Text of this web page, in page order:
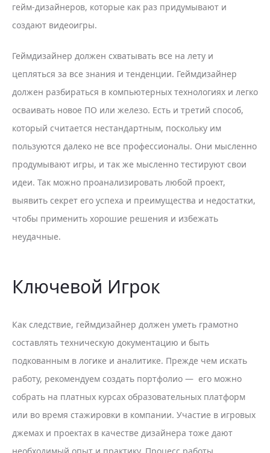
гейм-дизайнеров, которые как раз придумывают и
создают видеоигры.
Геймдизайнер должен схватывать все на лету и
цепляться за все знания и тенденции. Геймдизайнер
должен разбираться в компьютерных технологиях и легко
осваивать новое ПО или железо. Есть и третий способ,
который считается нестандартным, поскольку им
пользуются далеко не все профессионалы. Они мысленно
продумывают игры, и так же мысленно тестируют свои
идеи. Так можно проанализировать любой проект,
выявить секрет его успеха и преимущества и недостатки,
чтобы применить хорошие решения и избежать
неудачные.
Ключевой Игрок
Как следствие, геймдизайнер должен уметь грамотно
составлять техническую документацию и быть
подкованным в логике и аналитике. Прежде чем искать
работу, рекомендуем создать портфолио — его можно
собрать на платных курсах образовательных платформ
или во время стажировки в компании. Участие в игровых
джемах и проектах в качестве дизайнера тоже дают